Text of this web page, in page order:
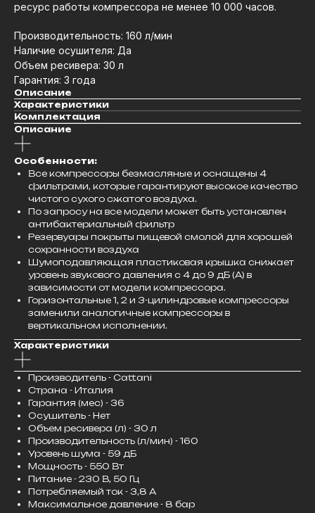
ресурс работы компрессора не менее 10 000 часов.
Производительность: 160 л/мин
Наличие осушителя: Да
Объем ресивера: 30 л
Гарантия: 3 года
Описание
Характеристики
Комплектация
Описание
Особенности:
Все компрессоры безмасляные и оснащены 4
фильтрами, которые гарантируют высокое качество
чистого сухого сжатого воздуха.
По запросу на все модели может быть установлен
антибактериальный фильтр
Резервуары покрыты пищевой смолой для хорошей
сохранности воздуха
Шумоподавляющая пластиковая крышка снижает
уровень звукового давления с 4 до 9 дБ (А) в
зависимости от модели компрессора.
Горизонтальные 1, 2 и 3-цилиндровые компрессоры
заменили аналогичные компрессоры в
вертикальном исполнении.
Характеристики
Производитель - Cattani
Страна - Италия
Гарантия (мес) - 36
Осушитель - Нет
Объем ресивера (л) - 30 л
Производительность (л/мин) - 160
Уровень шума - 59 дБ
Мощность - 550 Вт
Питание - 230 В, 50 Гц
Потребляемый ток - 3,8 А
Максимальное давление - 8 бар